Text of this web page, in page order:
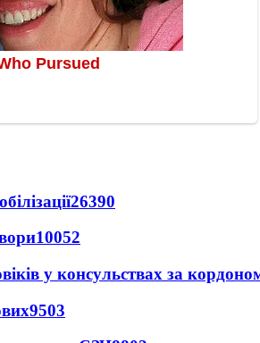
26390
10052
у консульствах за
9503